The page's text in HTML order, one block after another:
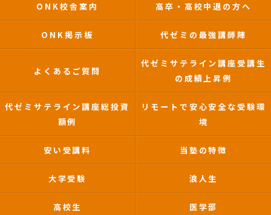
ONK校舎案内 高卒・高校中退の方へ
ONK掲示板 代ゼミの最強講師陣
よくあるご質問
代ゼミサテライン講座受講生
の成績上昇例
代ゼミサテライン講座総投資
額例
リモートで安心安全な受験環
境
安い受講料 当塾の特徴
大学受験 浪人生
高校生 医学部